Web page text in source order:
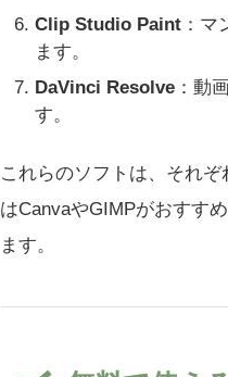
Clip Studio Paint ：
ます。
DaVinci Resolve ：動
す。
これらのソフトは、それ
はCanvaやGIMPがおすす
ます。